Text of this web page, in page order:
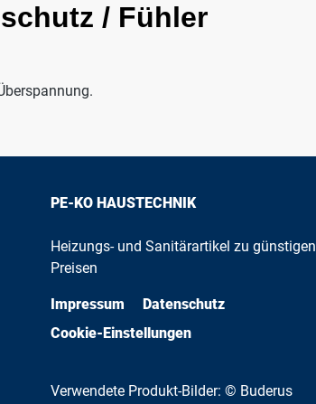
/ Fühler
PE-KO HAUSTECHNIK
Heizungs- und Sanitärartikel zu günstigen
Preisen
Impressum
Datenschutz
Cookie-Einstellungen
Verwendete Produkt-Bilder: © Buderus